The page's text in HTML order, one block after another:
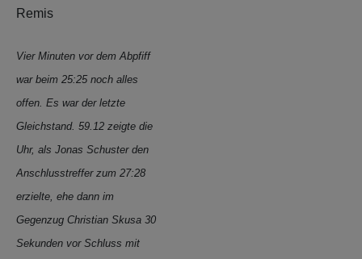
Vier Minuten vor dem Abpfiff
war beim 25:25 noch alles
offen. Es war der letzte
Gleichstand. 59.12 zeigte die
Uhr, als Jonas Schuster den
Anschlusstreffer zum 27:28
erzielte, ehe dann im
Gegenzug Christian Skusa 30
Sekunden vor Schluss mit